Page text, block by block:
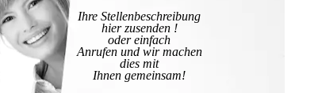
Ihre Stellenbeschreibung
hier zusenden !
oder einfach
Anrufen und wir machen
dies mit
Ihnen gemeinsam!